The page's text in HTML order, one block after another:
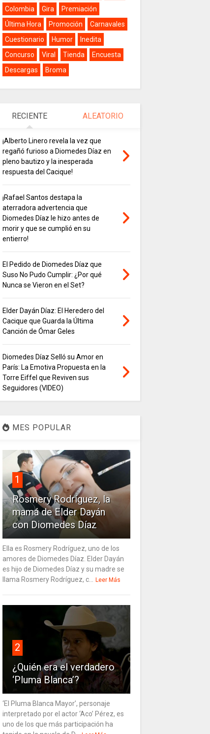
Colombia
Gira
Premiación
Última Hora
Promoción
Carnavales
Cuestionario
Humor
Inedita
Concurso
Viral Tienda
Encuesta
Descargas
Broma
RECIENTE ALEATORIO
¡Alberto Linero revela la vez que
regañó furioso a Diomedes Díaz en
pleno bautizo y la inesperada
respuesta del Cacique!
¡Rafael Santos destapa la
aterradora advertencia que
Diomedes Díaz le hizo antes de
morir y que se cumplió en su
entierro!
El Pedido de Diomedes Díaz que
Suso No Pudo Cumplir: ¿Por qué
Nunca se Vieron en el Set?
Elder Dayán Díaz: El Heredero del
Cacique que Guarda la Última
Canción de Ómar Geles
Diomedes Díaz Selló su Amor en
París: La Emotiva Propuesta en la
Torre Eiffel que Reviven sus
Seguidores (VIDEO)
MES POPULAR
1
Rosmery Rodríguez, la
mamá de Elder Dayán
con Diomedes Díaz
Ella es Rosmery Rodríguez, uno de los
amores de Diomedes Díaz. Elder Dayán
es hijo de Diomedes Díaz y su madre se
llama Rosmery Rodríguez, c... Leer Más
2
¿Quién era el verdadero
‘Pluma Blanca’?
‘El Pluma Blanca Mayor’, personaje
interpretado por el actor ‘Aco’ Pérez, es
uno de los que más participación ha